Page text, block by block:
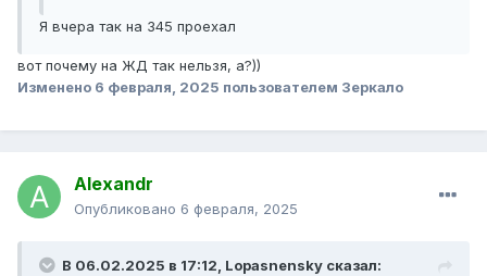
Я вчера так на 345 проехал
вот почему на ЖД так нельзя, а?))
Изменено 6 февраля, 2025 пользователем Зеркало
Alexandr
Опубликовано 6 февраля, 2025
В 06.02.2025 в 17:12, Lopasnensky сказал: